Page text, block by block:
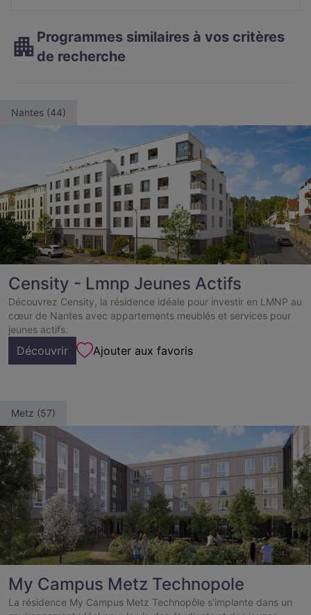
Programmes similaires à vos critères
de recherche
Nantes (44)
Censity - Lmnp Jeunes Actifs
Découvrez Censity, la résidence idéale pour investir en LMNP au
cœur de Nantes avec appartements meublés et services pour
jeunes actifs.
Découvrir Ajouter aux favoris
Metz (57)
My Campus Metz Technopole
La résidence My Campus Metz Technopôle s'implante dans un